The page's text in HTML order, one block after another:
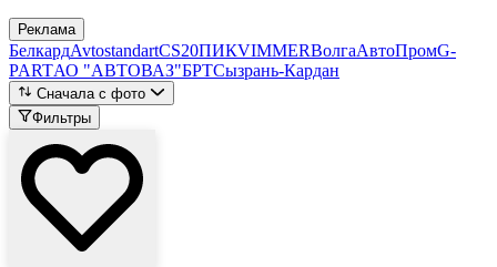
Реклама
БелкардAvtostandartCS20ПИКVIMMERВолгаАвтоПромG-
PARTАО "АВТОВАЗ"БРТСызрань-Кардан
Сначала с фото
Фильтры